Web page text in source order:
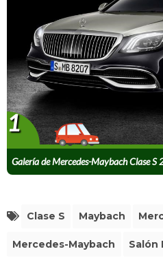
Galería de Mercedes-Maybach Clase S
1
Clase S Maybach
Mercedes-Maybach Salón